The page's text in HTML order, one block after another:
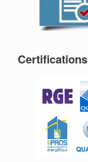
Certifications